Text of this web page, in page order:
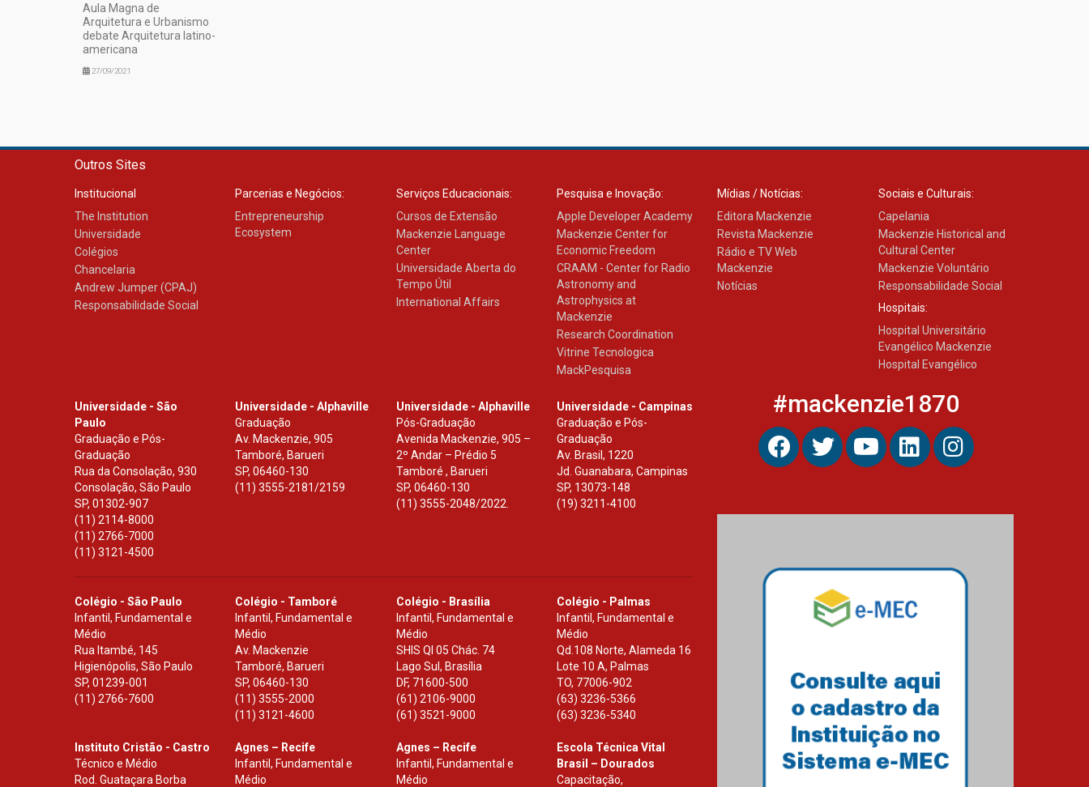
Aula Magna de
Arquitetura e Urbanismo
debate Arquitetura latino-
americana
27/09/2021
Outros Sites
Institucional
The Institution
Universidade
Colégios
Chancelaria
Andrew Jumper (CPAJ)
Responsabilidade Social
Parcerias e Negócios:
Entrepreneurship
Ecosystem
Serviços Educacionais:
Cursos de Extensão
Mackenzie Language
Center
Universidade Aberta do
Tempo Útil
International Affairs
Pesquisa e Inovação:
Apple Developer Academy
Mackenzie Center for
Economic Freedom
CRAAM - Center for Radio
Astronomy and
Astrophysics at
Mackenzie
Research Coordination
Vitrine Tecnologica
MackPesquisa
Mídias / Notícias:
Editora Mackenzie
Revista Mackenzie
Rádio e TV Web
Mackenzie
Notícias
Sociais e Culturais:
Capelania
Mackenzie Historical and
Cultural Center
Mackenzie Voluntário
Responsabilidade Social
Hospitais:
Hospital Universitário
Evangélico Mackenzie
Hospital Evangélico
Universidade - São
Paulo
Graduação e Pós-
Graduação
Rua da Consolação, 930
Consolação, São Paulo
SP, 01302-907
(11) 2114-8000
(11) 2766-7000
(11) 3121-4500
Universidade - Alphaville
Graduação
Av. Mackenzie, 905
Tamboré, Barueri
SP,06460-130
(11) 3555-2181/2159
Universidade - Alphaville
Pós-Graduação
Avenida Mackenzie, 905 –
2º Andar – Prédio 5
Tamboré , Barueri
SP, 06460-130
(11) 3555-2048/2022.
Universidade - Campinas
Graduação e Pós-
Graduação
Av. Brasil, 1220
Jd. Guanabara, Campinas
SP, 13073-148
(19) 3211-4100
Colégio - São Paulo
Infantil, Fundamental e
Médio
Rua Itambé, 145
Higienópolis, São Paulo
SP, 01239-001
(11) 2766-7600
Colégio - Tamboré
Infantil, Fundamental e
Médio
Av. Mackenzie
Tamboré, Barueri
SP,06460-130
(11) 3555-2000
(11) 3121-4600
Colégio - Brasília
Infantil, Fundamental e
Médio
SHIS Ql 05 Chác. 74
Lago Sul, Brasília
DF, 71600-500
(61) 2106-9000
(61) 3521-9000
Colégio - Palmas
Infantil, Fundamental e
Médio
Qd.108 Norte, Alameda 16
Lote 10 A, Palmas
TO, 77006-902
(63) 3236-5366
(63) 3236-5340
Instituto Cristão - Castro
Técnico e Médio
Rod. Guataçara Borba
Agnes – Recife
Infantil, Fundamental e
Médio
Agnes – Recife
Infantil, Fundamental e
Médio
Escola Técnica Vital
Brasil – Dourados
Capacitação,
#mackenzie1870